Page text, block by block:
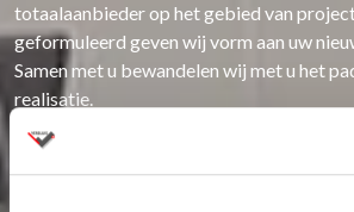
totaalaanbieder op het gebied van
geformuleerd geven wij vorm aan uw
Samen met u bewandelen wij met u het
realisatie.